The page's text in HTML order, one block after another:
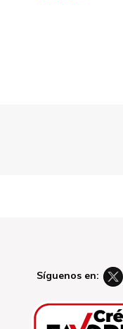
Síguenos en: